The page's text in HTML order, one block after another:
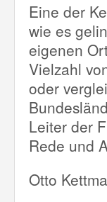
Eine der
wie es
eigenen
Vielzahl
oder
Leiter der
Rede und
Otto